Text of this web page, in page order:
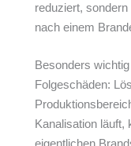
reduziert,
nach einem
Besonders
Folgeschäden:
Kanalisation läuft,